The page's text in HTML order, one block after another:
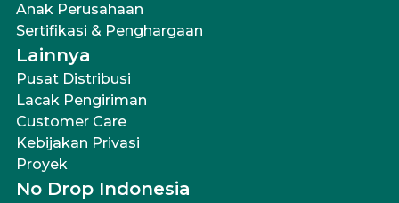
Anak Perusahaan
Sertifikasi & Penghargaan
Lainnya
Pusat Distribusi
Lacak Pengiriman
Customer Care
Kebijakan Privasi
Proyek
No Drop Indonesia